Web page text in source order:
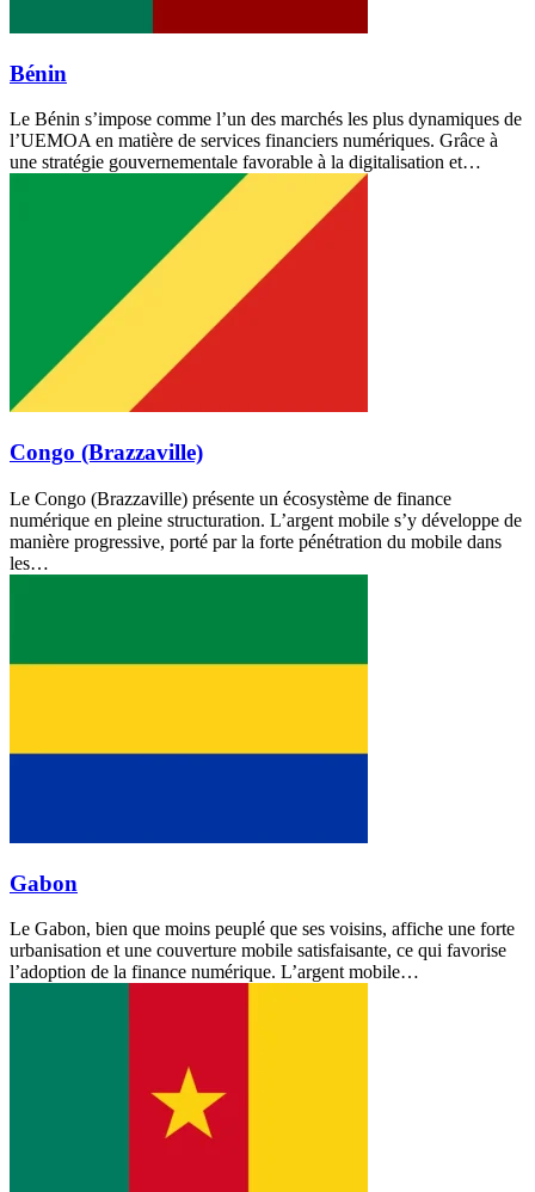
Bénin
Le Bénin s’impose comme l’un des marchés les plus dynamiques de
l’UEMOA en matière de services financiers numériques. Grâce à
une stratégie gouvernementale favorable à la digitalisation et…
Congo (Brazzaville)
Le Congo (Brazzaville) présente un écosystème de finance
numérique en pleine structuration. L’argent mobile s’y développe de
manière progressive, porté par la forte pénétration du mobile dans
les…
Gabon
Le Gabon, bien que moins peuplé que ses voisins, affiche une forte
urbanisation et une couverture mobile satisfaisante, ce qui favorise
l’adoption de la finance numérique. L’argent mobile…